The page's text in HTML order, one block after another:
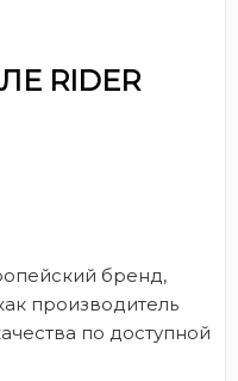
RIDER
бренд,
производитель
по доступной